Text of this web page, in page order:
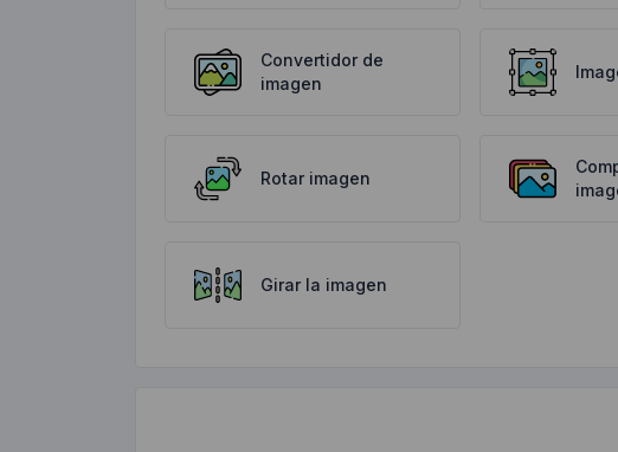
Convertidor de
imagen
Rotar imagen
Girar la imagen